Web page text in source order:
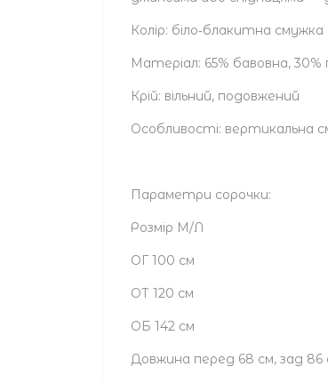
Колір: біло‑блакитна смужка
Матеріал: 65% бавовна, 30%
Крій: вільний, подовжений
Особливості: вертикальна
Параметри сорочки:
Розмір М/Л
ОГ 100 см
ОТ 120 см
ОБ 142 см
Довжина перед 68 см, зад 86